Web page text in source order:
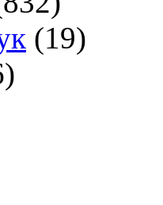
(19)